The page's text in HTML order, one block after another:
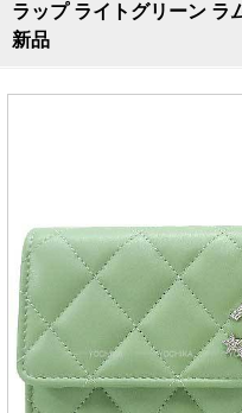
ラップ ライトグリーン ラ
新品